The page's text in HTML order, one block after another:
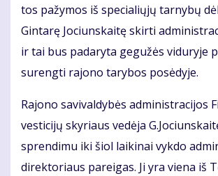
tos pa­žy­mos iš spe­cia­lių­jų tar­ny­bų
Gin­ta­rę Jo­ciuns­kai­tę skir­ti
ir tai bus pa­da­ry­ta ge­gu­žės vi­du­ry­je
su­reng­ti ra­jo­no ta­ry­bos po­sė­dy­je.
Ra­jo­no sa­vi­val­dy­bės ad­mi­nist­ra­ci­jos
ves­ti­ci­jų sky­riaus ve­dė­ja
spren­di­mu iki šiol lai­ki­nai vyk­do
direkto­riaus pa­rei­gas. Ji yra vie­na iš